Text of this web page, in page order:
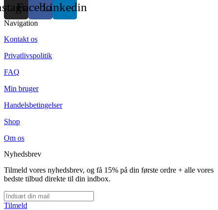
FacebookLinkedin
Navigation
Kontakt os
Privatlivspolitik
FAQ
Min bruger
Handelsbetingelser
Shop
Om os
Nyhedsbrev
Tilmeld vores nyhedsbrev, og få 15% på din første ordre + alle vores
bedste tilbud direkte til din indbox.
Tilmeld